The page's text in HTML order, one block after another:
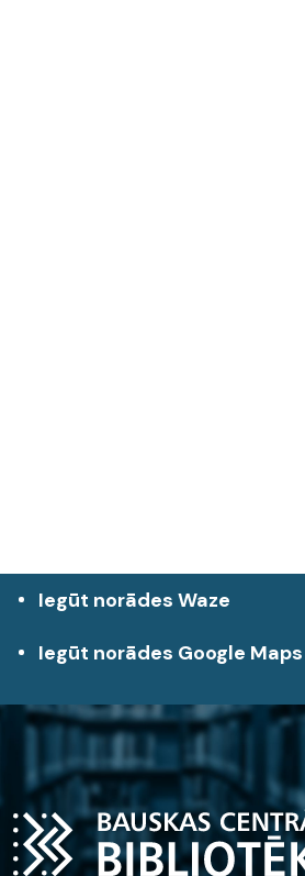
Iegūt norādes Waze
Iegūt norādes Google Maps